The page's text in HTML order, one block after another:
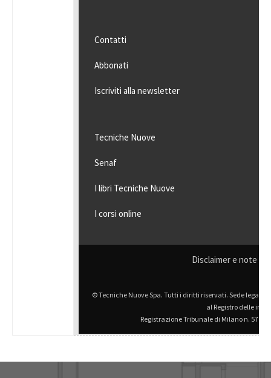
Contatti
Abbonati
Iscriviti alla newsletter
Tecniche Nuove
Senaf
I libri Tecniche Nuove
I corsi online
Disclaimer e note
© Tecniche Nuove Spa. Tutti i diritti riservati. Sede legale
al Registro delle
Registrazione Tribunale di Milano n. 57 del